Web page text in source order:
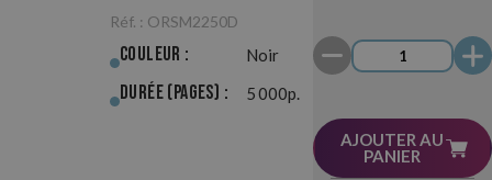
Originale
Réf. : ORSM2250D
Couleur : Noir
Durée (pages) : 5 000p.
AJOUTER AU
PANIER